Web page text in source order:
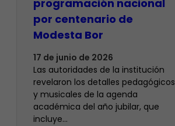
programación nacional
por centenario de
Modesta Bor
17 de junio de 2026
Las autoridades de la institución
revelaron los detalles pedagógicos
y musicales de la agenda
académica del año jubilar, que
incluye…